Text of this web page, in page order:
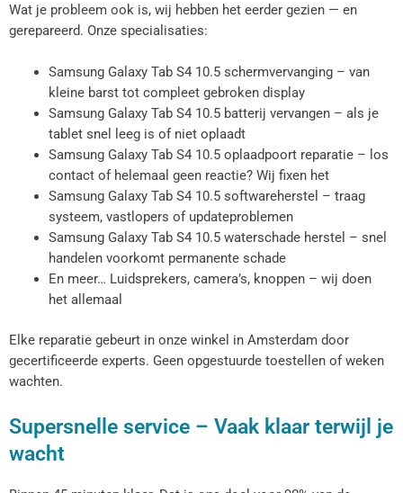
Wat je probleem ook is, wij hebben het eerder gezien — en
gerepareerd. Onze specialisaties:
Samsung Galaxy Tab S4 10.5 schermvervanging – van
kleine barst tot compleet gebroken display
Samsung Galaxy Tab S4 10.5 batterij vervangen – als je
tablet snel leeg is of niet oplaadt
Samsung Galaxy Tab S4 10.5 oplaadpoort reparatie – los
contact of helemaal geen reactie? Wij fixen het
Samsung Galaxy Tab S4 10.5 softwareherstel – traag
systeem, vastlopers of updateproblemen
Samsung Galaxy Tab S4 10.5 waterschade herstel – snel
handelen voorkomt permanente schade
En meer… Luidsprekers, camera’s, knoppen – wij doen
het allemaal
Elke reparatie gebeurt in onze winkel in Amsterdam door
gecertificeerde experts. Geen opgestuurde toestellen of weken
wachten.
Supersnelle service – Vaak klaar terwijl je
wacht